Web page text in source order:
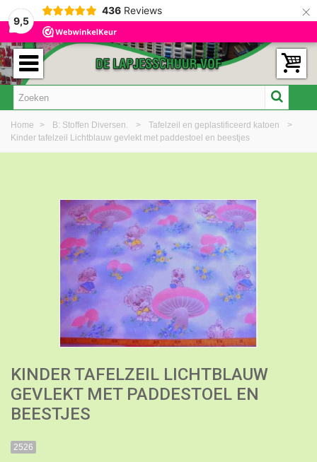
9,5
436 Reviews ×
Home > B: Stoffen Diversen. > Tafelzeil en geplastificeerd katoen
>
Kinder tafelzeil Lichtblauw gevlekt met paddestoel en beestjes
KINDER TAFELZEIL LICHTBLAUW
GEVLEKT MET PADDESTOEL EN
BEESTJES
2526